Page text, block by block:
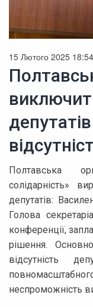
15 Лютого 2025
Полтавська
солідарність»
депутатів:
Голова
конференції,
рішення.
відсутність
неспроможність